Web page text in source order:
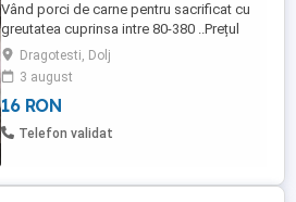
Vând porci de carne pentru sacrificat cu
greutatea cuprinsa intre 80-380 ..Prețul
este negociabil la fata locului, mai multe
detalii la tel. .
Dragotesti, Dolj
3 august
16 RON
Telefon validat